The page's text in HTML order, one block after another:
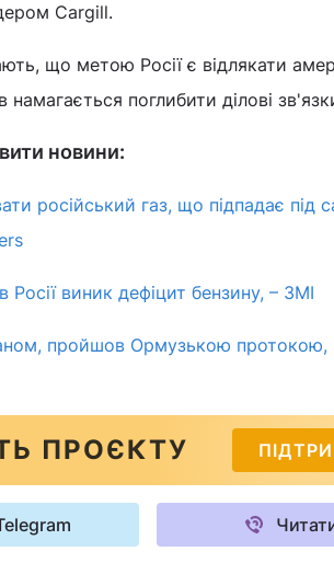
Cargill.
що метою Росії є відлякати
поглибити ділові
новини:
російський газ, що підпадає під
Росії виник дефіцит бензину, – ЗМІ
пройшов Ормузькою
ПРОЄКТУ